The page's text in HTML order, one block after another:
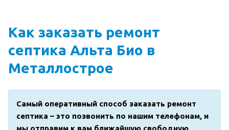
Как заказать ремонт
септика Альта Био в
Металлострое
Самый оперативный способ заказать ремонт
септика – это позвонить по нашим телефонам, и
мы отправим к вам ближайшую свободную